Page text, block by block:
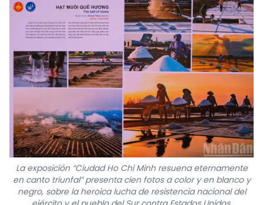
La exposición “Ciudad Ho Chi Minh resuena eternamente
en canto triunfal” presenta cien fotos a color y en blanco y
negro, sobre la heroica lucha de resistencia nacional del